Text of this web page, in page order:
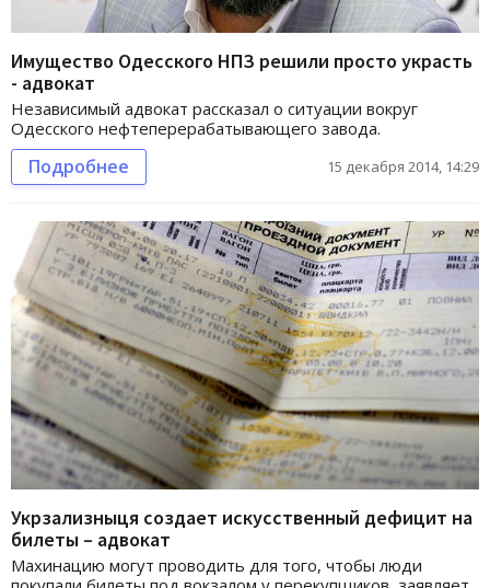
Имущество Одесского НПЗ решили просто украсть
- адвокат
Независимый адвокат рассказал о ситуации вокруг
Одесского нефтеперерабатывающего завода.
Подробнее 15 декабря 2014, 14:29
Укрзализныця создает искусственный дефицит на
билеты – адвокат
Махинацию могут проводить для того, чтобы люди